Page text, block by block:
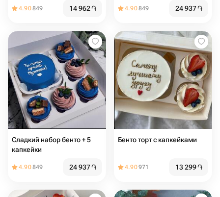
4.90849 14 962֏ 4.90849 24 937֏
Сладкий набор бенто + 5
капкейки
4.90849 24 937֏
Бенто торт с капкейками
4.90971 13 299֏